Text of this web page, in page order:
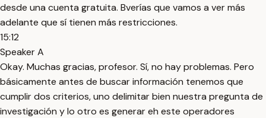
desde una cuenta gratuita. Bverías que vamos a ver más
adelante que sí tienen más restricciones.
15:12
Speaker A
Okay. Muchas gracias, profesor. Sí, no hay problemas. Pero
básicamente antes de buscar información tenemos que
cumplir dos criterios, uno delimitar bien nuestra pregunta de
investigación y lo otro es generar eh este operadores